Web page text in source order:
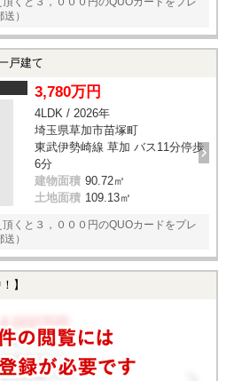
）
戸建て
3,780万円
4LDK / 2026年
埼玉県草加市苗塚町
東武伊勢崎線 草加 バス11分停歩
6分
建物面積 90.72㎡
土地面積 109.13㎡
くと３，０００円のQUOカードをプレ
）
】